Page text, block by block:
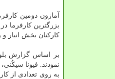
آمازون دومین
کارکنان بخش انبار
بر اساس گزارش
نمودند. فیونا
به روی تعدادی از